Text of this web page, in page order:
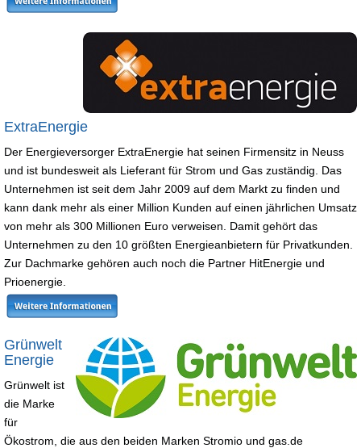
ExtraEnergie
Der Energieversorger ExtraEnergie hat seinen Firmensitz in Neuss
und ist bundesweit als Lieferant für Strom und Gas zuständig. Das
Unternehmen ist seit dem Jahr 2009 auf dem Markt zu finden und
kann dank mehr als einer Million Kunden auf einen jährlichen Umsatz
von mehr als 300 Millionen Euro verweisen. Damit gehört das
Unternehmen zu den 10 größten Energieanbietern für Privatkunden.
Zur Dachmarke gehören auch noch die Partner HitEnergie und
Prioenergie.
Grünwelt
Energie
Grünwelt ist
die Marke
für
Ökostrom, die aus den beiden Marken Stromio und gas.de